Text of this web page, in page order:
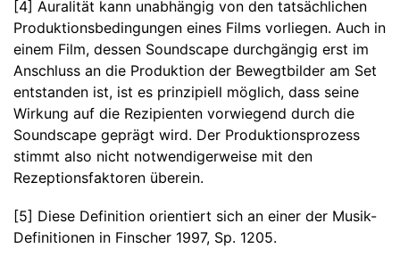
[4] Auralität kann unabhängig von den tatsächlichen
Produktionsbedingungen eines Films vorliegen. Auch in
einem Film, dessen Soundscape durchgängig erst im
Anschluss an die Produktion der Bewegtbilder am Set
entstanden ist, ist es prinzipiell möglich, dass seine
Wirkung auf die Rezipienten vorwiegend durch die
Soundscape geprägt wird. Der Produktionsprozess
stimmt also nicht notwendigerweise mit den
Rezeptionsfaktoren überein.
[5] Diese Definition orientiert sich an einer der Musik-
Definitionen in Finscher 1997, Sp. 1205.